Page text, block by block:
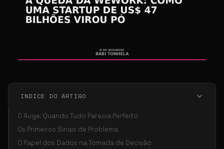
INDICE DO ARTIGO
O Auge: Quando Tudo Parecia Perfeito
Os Primeiros Sinais de Problema
O Papel dos Dados na Tomada de Decisão